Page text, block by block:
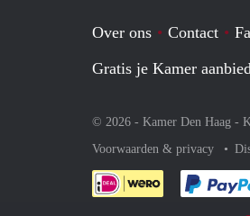
Over ons Contact
Gratis je Kamer
© 2026 - Kamer Den Haag -
Voorwaarden & privacy